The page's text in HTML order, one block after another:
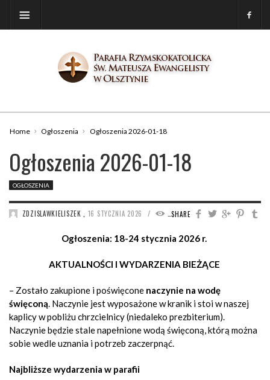
Home Ogłoszenia Ogłoszenia 2026-01-18
Ogłoszenia 2026-01-18
OGŁOSZENIA
SHARE
ZDZISLAWKIELISZEK 16 STYCZNIA 2026 / 1143
Ogłoszenia: 18-24 stycznia 2026 r.
AKTUALNOŚCI I WYDARZENIA BIEŻĄCE
– Zostało zakupione i poświęcone naczynie na wodę
święconą. Naczynie jest wyposażone w kranik i stoi w naszej
kaplicy w pobliżu chrzcielnicy (niedaleko prezbiterium).
Naczynie będzie stale napełnione wodą święconą, którą można
sobie wedle uznania i potrzeb zaczerpnąć.
Najbliższe wydarzenia w parafii